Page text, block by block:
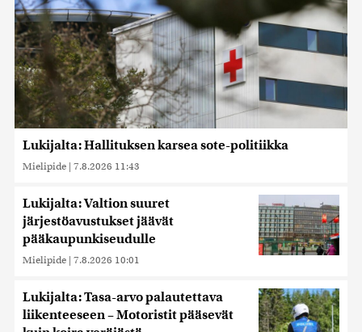
Lukijalta: Hallituksen karsea sote-politiikka
Mielipide | 7.8.2026 11:43
Lukijalta: Valtion suuret
järjestöavustukset jäävät
pääkaupunkiseudulle
Mielipide | 7.8.2026 10:01
Lukijalta: Tasa-arvo palautettava
liikenteeseen – Motoristit pääsevät